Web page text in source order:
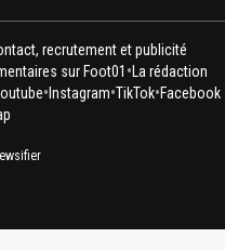
recrutement et publicité
sur Foot01 •La rédaction
•Instagram•TikTok•Facebook